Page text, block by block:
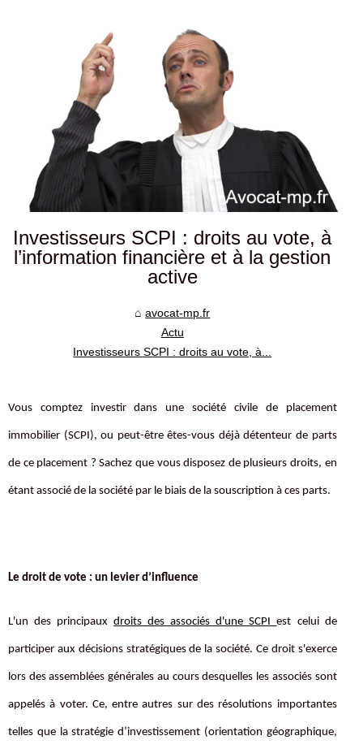
Investisseurs SCPI : droits au vote, à
l’information financière et à la gestion
active
avocat-mp.fr
Actu
Investisseurs SCPI : droits au vote, à...
Vous comptez investir dans une société civile de placement
immobilier (SCPI), ou peut-être êtes-vous déjà détenteur de parts
de ce placement ? Sachez que vous disposez de plusieurs droits, en
étant associé de la société par le biais de la souscription à ces parts.
Le droit de vote : un levier d’influence
L'un des principauxdroits des associés d'une SCPIest celui de
participer aux décisions stratégiques de la société. Ce droit s'exerce
lors des assemblées générales au cours desquelles les associés sont
appelés à voter. Ce, entre autres sur des résolutions importantes
telles que la stratégie d’investissement (orientation géographique,